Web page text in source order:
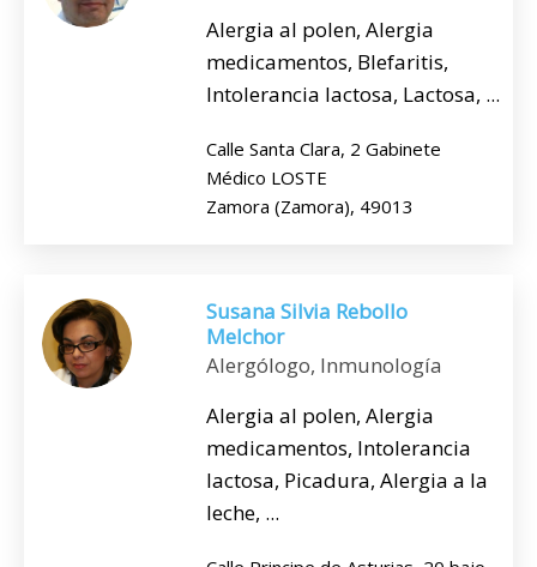
Alergia al polen, Alergia
medicamentos, Blefaritis,
Intolerancia lactosa, Lactosa, ...
Calle Santa Clara, 2 Gabinete
Médico LOSTE
Zamora (Zamora), 49013
Susana Silvia Rebollo
Melchor
Alergólogo, Inmunología
Alergia al polen, Alergia
medicamentos, Intolerancia
lactosa, Picadura, Alergia a la
leche, ...